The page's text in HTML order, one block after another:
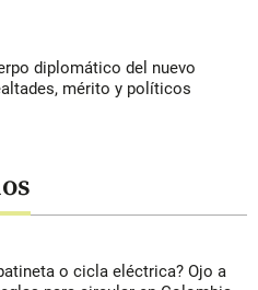
diplomático del nuevo
mérito y políticos
o cicla eléctrica? Ojo a